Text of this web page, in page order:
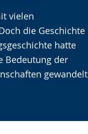
vielen
die Geschichte
hatte
Bedeutung der
gewandelt